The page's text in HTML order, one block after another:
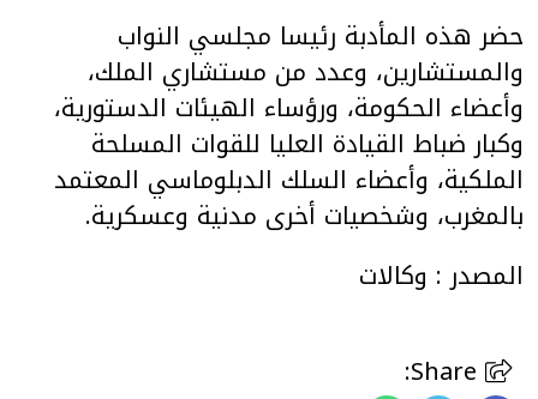
حضر هذه المأدبة رئيسا مجلسي النواب
والمستشارين، وعدد من مستشاري الملك،
وأعضاء الحكومة، ورؤساء الهيئات الدستورية،
وكبار ضباط القيادة العليا للقوات المسلحة
الملكية، وأعضاء السلك الدبلوماسي المعتمد
بالمغرب، وشخصيات أخرى مدنية وعسكرية.
المصدر : وكالات